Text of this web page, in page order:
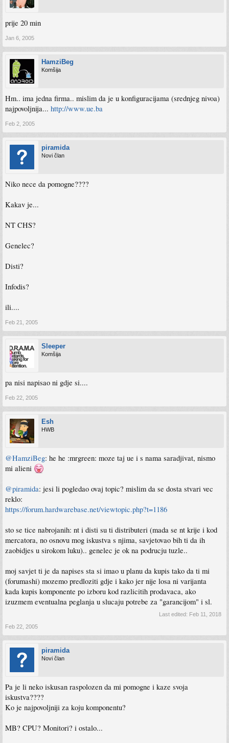
prije 20 min
Jan 6, 2005
HamziBeg
Komšija
Hm.. ima jedna firma.. mislim da je u konfiguracijama (srednjeg nivoa)
najpovoljnija... http://www.ue.ba
Feb 2, 2005
piramida
Novi član
Niko nece da pomogne????
Kakav je...
NT CHS?
Genelec?
Disti?
Infodis?
ili....
Feb 21, 2005
Sleeper
Komšija
pa nisi napisao ni gdje si....
Feb 22, 2005
Esh
HWB
@HamziBeg: he he :mrgreen: moze taj ue i s nama saradjivat, nismo
mi alieni
@piramida: jesi li pogledao ovaj topic? mislim da se dosta stvari vec
reklo:
https://forum.hardwarebase.net/viewtopic.php?t=1186
sto se tice nabrojanih: nt i disti su ti distributeri (mada se nt krije i kod
mercatora, no osnovu mog iskustva s njima, savjetovao bih ti da ih
zaobidjes u sirokom luku).. genelec je ok na podrucju tuzle..
moj savjet ti je da napises sta si imao u planu da kupis tako da ti mi
(forumashi) mozemo predloziti gdje i kako jer nije losa ni varijanta
kada kupis komponente po izboru kod razlicitih prodavaca, ako
izuzmem eventualna peglanja u slucaju potrebe za "garancijom" i sl.
Last edited: Feb 11, 2018
Feb 22, 2005
piramida
Novi član
Pa je li neko iskusan raspolozen da mi pomogne i kaze svoja
iskustva????
Ko je najpovoljniji za koju komponentu?
MB? CPU? Monitori? i ostalo...